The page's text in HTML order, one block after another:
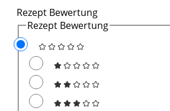
Rezept Bewertung
Rezept Bewertung